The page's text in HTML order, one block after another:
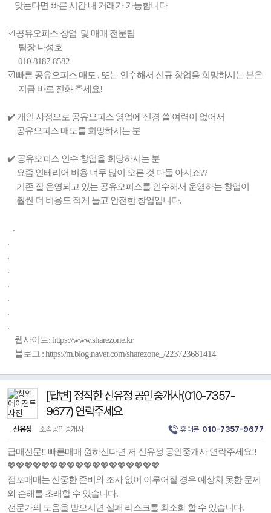
맞는다면 빠른 시간 내 거래가 가능합니다
☑️ 공유오피스 창업 및 매매 전문팀
팀장 나성호
010-8187-8582
☑️ 빠른 공유오피스 매도 , 또는 인수해서 신규 창업을 희망하시는 분은
지금 바로 전화 주세요!
✔️ 개인 사정으로 공유오피스 영업에 신경 쓸 여력이 없어서
공유오피스 매도를 희망하시는 분
✔️ 공유오피스 인수 창업을 희망하시는 분
요즘 인테리어 비용 너무 많이 오른 것 다들 아시죠??
기존 잘 운영되고 있는 공유오피스를 인수해서 운영하는 창업이
훨씬 더 비용도 적게 들고 안전한 창업입니다.
.
.
.
.
.
.
.
.
웹사이트: https://www.sharezone.kr
블로그 : https://m.blog.naver.com/sharezone_/223723681414
[답변] 정직한 신유정 공인중개사(010-7357-
9677) 연락주세요
신유정 소속공인중개사 휴대폰 010-7357-9677
급매전문!! 빠른매매 원하신다면 저 신유정 공인중개사 연락주세요!!
💖💖💖💖💖💖💖💖💖💖💖💖💖💖💖💖💖💖
점포매매는 신중한 준비와 조사 없이 이루어질 경우 예상치 못한 문제
와 손해를 초래할 수 있습니다.
전문가의 도움을 받으시면 실패 리스크를 최소화 할 수 있습니다.